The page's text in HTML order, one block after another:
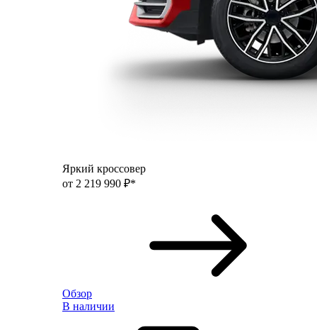
Яркий кроссовер
от 2 219 990 ₽*
Обзор
В наличии